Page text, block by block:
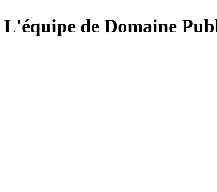
L'équipe de Domaine